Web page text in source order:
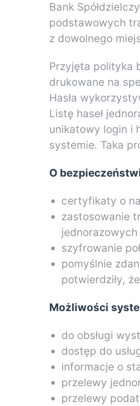
Bank
podstawowych
z dowolnego
Przyjęta polityka
drukowane na
Hasła
Listę haseł
unikatowy login i
systemie. Taka
O
certyfikaty o
zastosowanie
jednorazowych
szyfrowanie
pomyślnie
potwierdziły,
Możliwości
do obsługi
dostęp do
informacje o
przelewy
przelewy